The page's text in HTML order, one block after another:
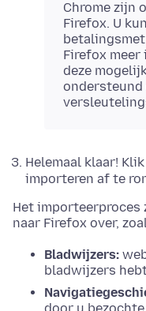
Chrome zijn
Firefox. U
Firefox meer
deze
Helemaal klaar!
importeren af te
Het importeerproces
naar Firefox over,
Bladwijzers:
bladwijzers